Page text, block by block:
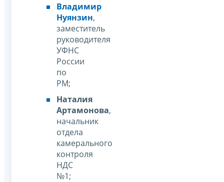
Владимир
Нуянзин,
заместитель
руководителя
УФНС
России
по
РМ;
Наталия
Артамонова,
начальник
отдела
камерального
контроля
НДС
№1;